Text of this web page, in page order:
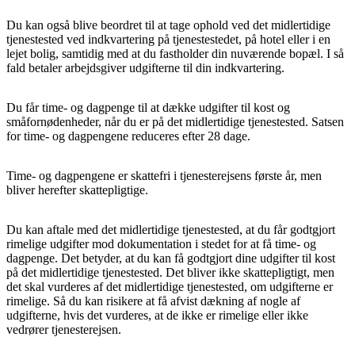
Du kan også blive beordret til at tage ophold ved det midlertidige
tjenestested ved indkvartering på tjenestestedet, på hotel eller i en
lejet bolig, samtidig med at du fastholder din nuværende bopæl. I så
fald betaler arbejdsgiver udgifterne til din indkvartering.
Du får time- og dagpenge til at dække udgifter til kost og
småfornødenheder, når du er på det midlertidige tjenestested. Satsen
for time- og dagpengene reduceres efter 28 dage.
Time- og dagpengene er skattefri i tjenesterejsens første år, men
bliver herefter skattepligtige.
Du kan aftale med det midlertidige tjenestested, at du får godtgjort
rimelige udgifter mod dokumentation i stedet for at få time- og
dagpenge. Det betyder, at du kan få godtgjort dine udgifter til kost
på det midlertidige tjenestested. Det bliver ikke skattepligtigt, men
det skal vurderes af det midlertidige tjenestested, om udgifterne er
rimelige. Så du kan risikere at få afvist dækning af nogle af
udgifterne, hvis det vurderes, at de ikke er rimelige eller ikke
vedrører tjenesterejsen.